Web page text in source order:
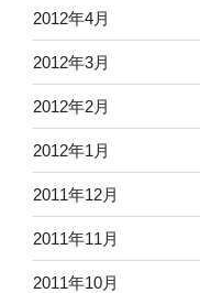
2012年4月
2012年3月
2012年2月
2012年1月
2011年12月
2011年11月
2011年10月